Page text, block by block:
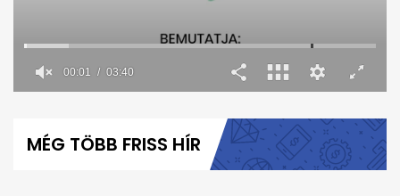
minutes,
00:02 03:40
MÉG TÖBB FRISS HÍR